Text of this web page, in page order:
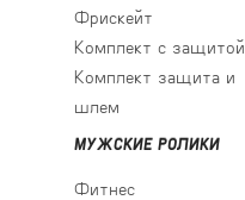
Фрискейт
Комплект с защитой
Комплект защита и
шлем
МУЖСКИЕ РОЛИКИ
Фитнес